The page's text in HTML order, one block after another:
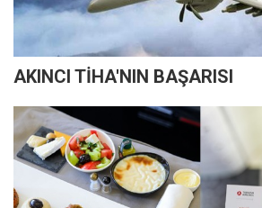
AKINCI TİHA'NIN BAŞARISI